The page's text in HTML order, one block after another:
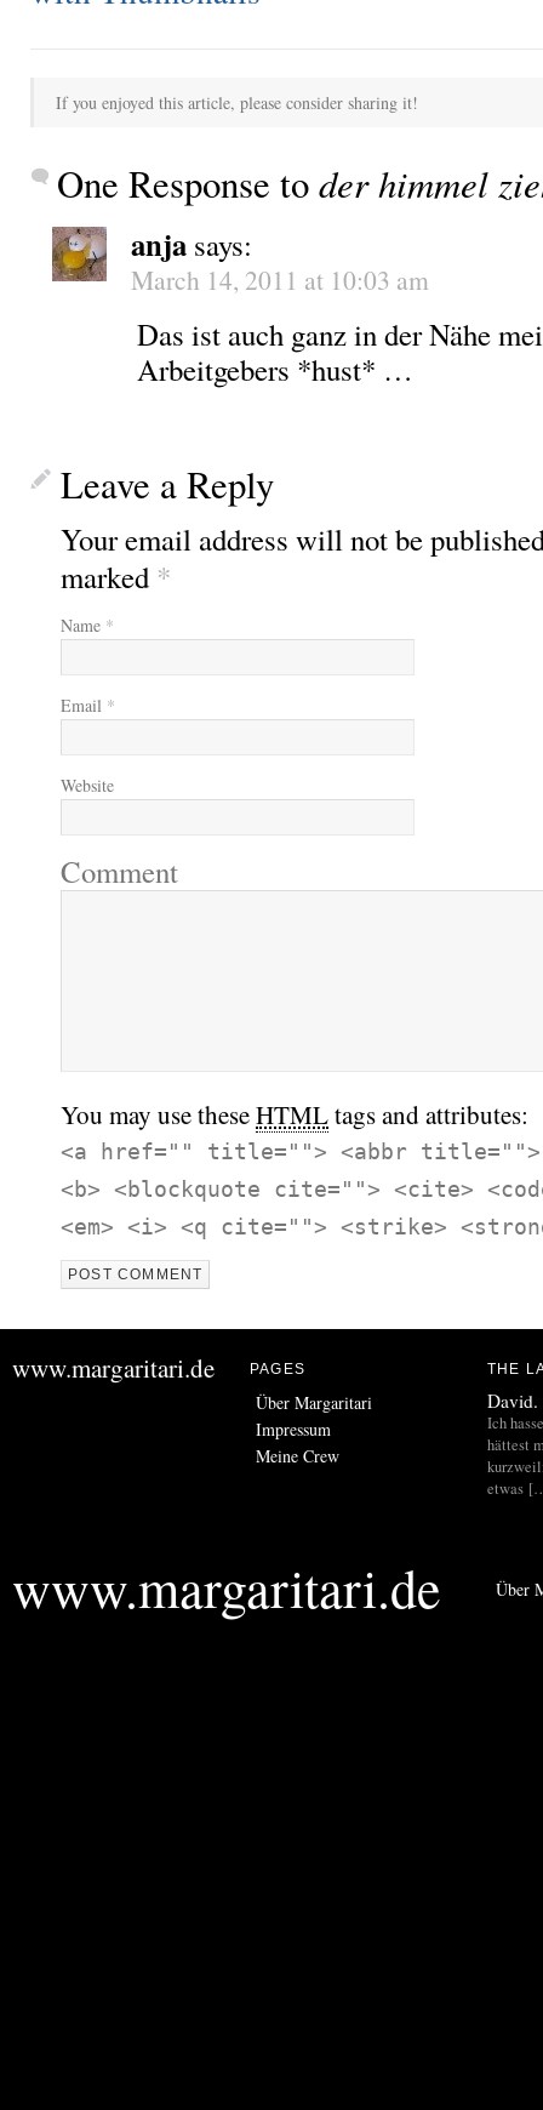
If you enjoyed this article, please consider sharing it!
One Response toder himmel
anja says:
March 14, 2011 at 10:03 am
Das ist auch ganz in der Nähe
Arbeitgebers *hust* …
Leave a Reply
Your email address will not be
marked *
Name *
Email *
Website
Comment
You may use theseHTMLtags and attributes:
<a href="" title=""> <abbr title="">
<b> <blockquote cite=""> <cite>
<em> <i> <q cite=""> <strike>
www.margaritari.de PAGES
Über Margaritari
Impressum
Meine Crew
THE
David.
Ich
hättest
etwas
www.margaritari.de Über